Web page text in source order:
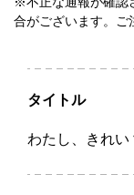
※不正な通報が確認
合がございます。ご
タイトル
わたし、きれい